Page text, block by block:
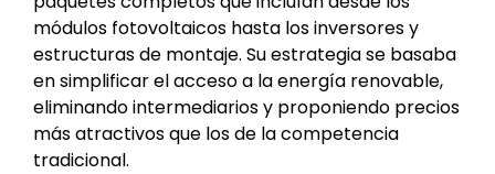
módulos fotovoltaicos hasta los inversores y
estructuras de montaje. Su estrategia se basaba
en simplificar el acceso a la energía renovable,
eliminando intermediarios y proponiendo precios
más atractivos que los de la competencia
tradicional.